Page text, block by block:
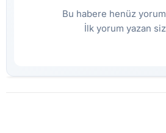
Bu habere henüz yorum
İlk yorum yazan